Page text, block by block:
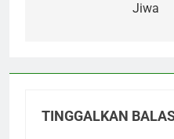
Jiwa
TINGGALKAN